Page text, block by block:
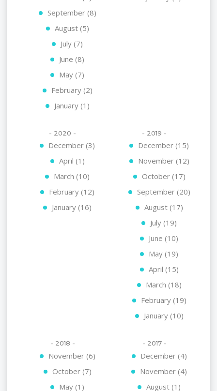
September (8)
August (5)
July (7)
June (8)
May (7)
February (2)
January (1)
- 2020 -
December (3)
April (1)
March (10)
February (12)
January (16)
- 2019 -
December (15)
November (12)
October (17)
September (20)
August (17)
July (19)
June (10)
May (19)
April (15)
March (18)
February (19)
January (10)
- 2018 -
November (6)
October (7)
May (1)
- 2017 -
December (4)
November (4)
August (1)